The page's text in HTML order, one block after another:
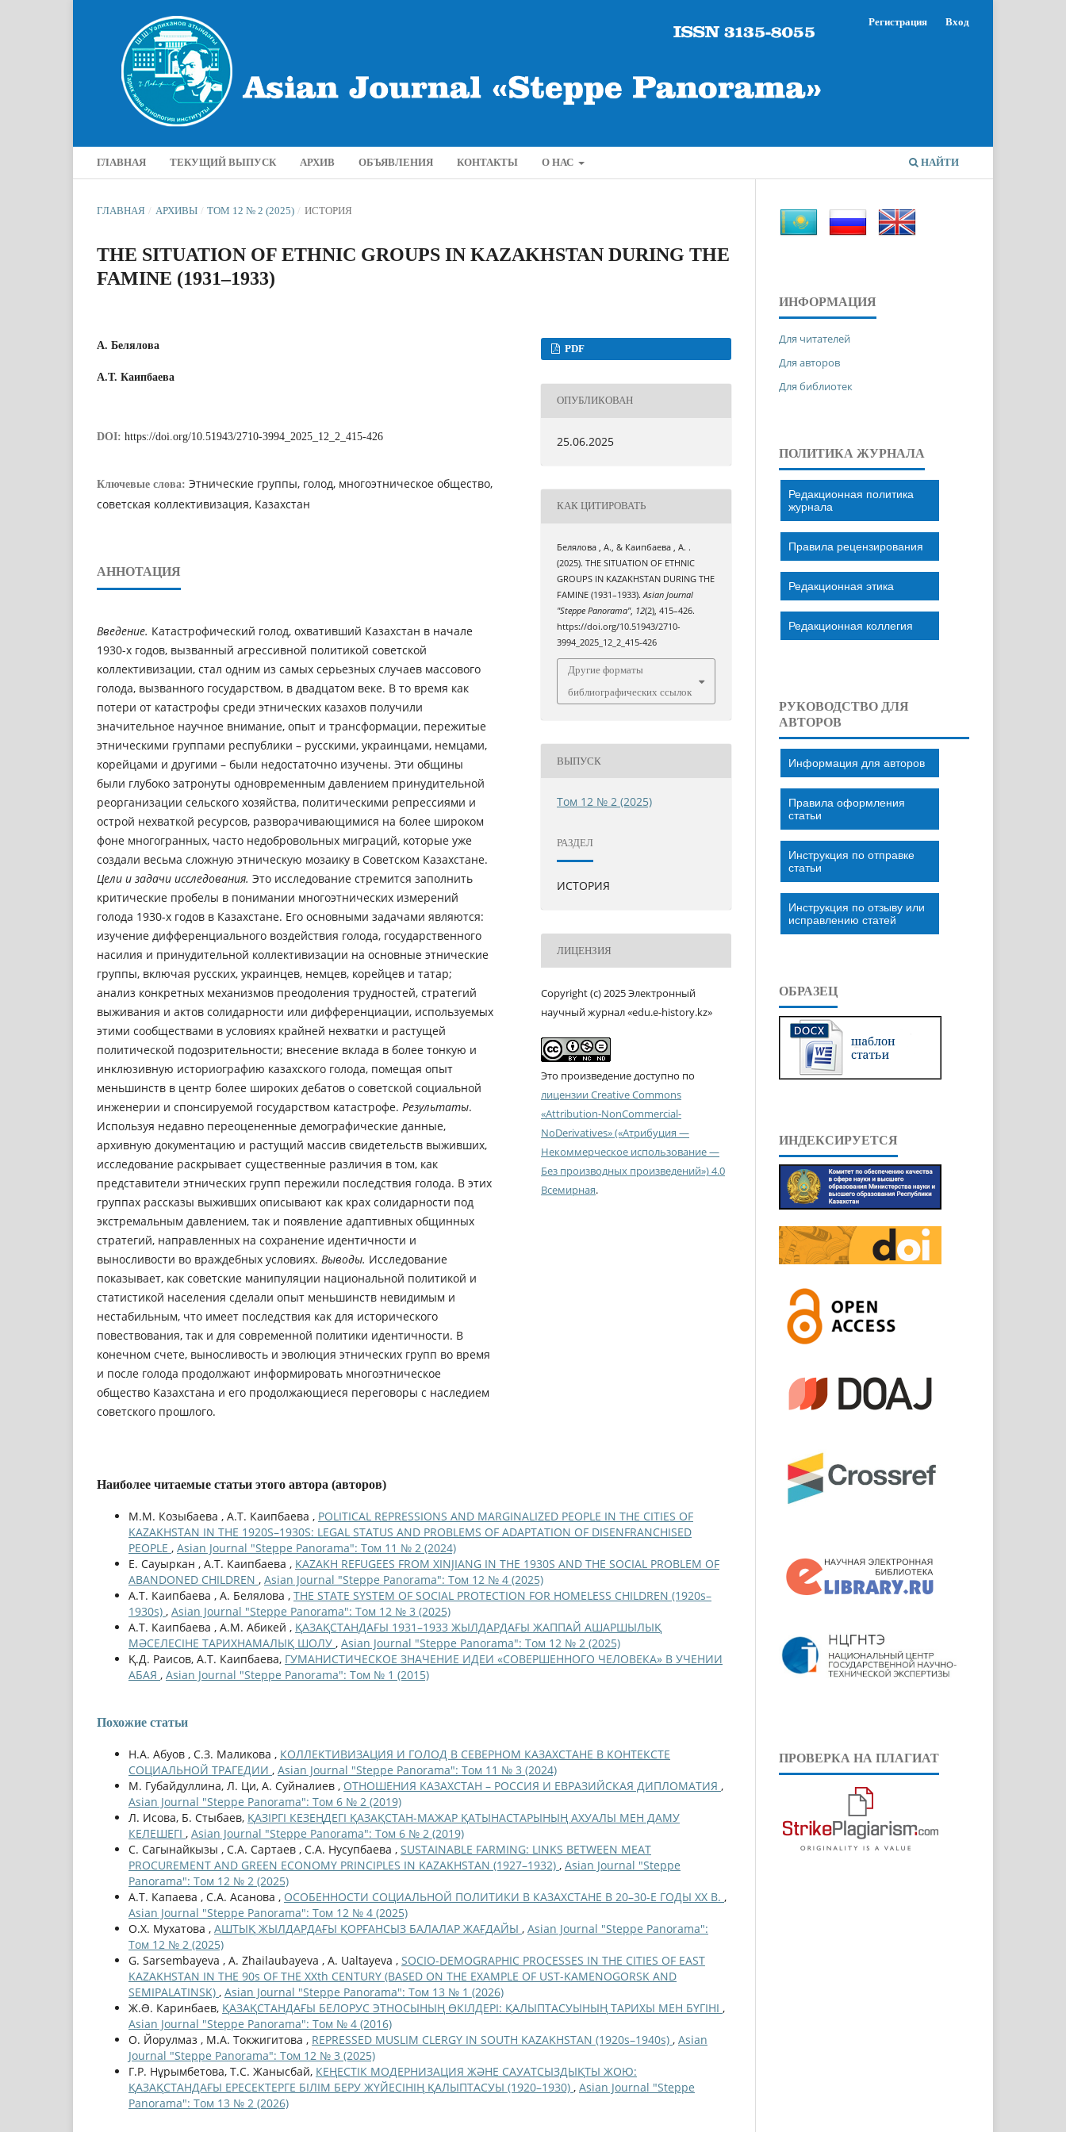
ГЛАВНАЯ ТЕКУЩИЙ ВЫПУСК АРХИВ ОБЪЯВЛЕНИЯ КОНТАКТЫ О НАС НАЙТИ
Регистрация Вход
ГЛАВНАЯ / АРХИВЫ / ТОМ 12 № 2 (2025) / ИСТОРИЯ
THE SITUATION OF ETHNIC GROUPS IN KAZAKHSTAN DURING THE
FAMINE (1931–1933)
А. Белялова
А.Т. Каипбаева
DOI: https://doi.org/10.51943/2710-3994_2025_12_2_415-426
Ключевые слова: Этнические группы, голод, многоэтническое общество,
советская коллективизация, Казахстан
АННОТАЦИЯ
Введение. Катастрофический голод, охвативший Казахстан в начале
1930-х годов, вызванный агрессивной политикой советской
коллективизации, стал одним из самых серьезных случаев массового
голода, вызванного государством, в двадцатом веке. В то время как
потери от катастрофы среди этнических казахов получили
значительное научное внимание, опыт и трансформации, пережитые
этническими группами республики – русскими, украинцами, немцами,
корейцами и другими – были недостаточно изучены. Эти общины
были глубоко затронуты одновременным давлением принудительной
реорганизации сельского хозяйства, политическими репрессиями и
острой нехваткой ресурсов, разворачивающимися на более широком
фоне многогранных, часто недобровольных миграций, которые уже
создали весьма сложную этническую мозаику в Советском Казахстане.
Цели и задачи исследования. Это исследование стремится заполнить
критические пробелы в понимании многоэтнических измерений
голода 1930-х годов в Казахстане. Его основными задачами являются:
изучение дифференциального воздействия голода, государственного
насилия и принудительной коллективизации на основные этнические
группы, включая русских, украинцев, немцев, корейцев и татар;
анализ конкретных механизмов преодоления трудностей, стратегий
выживания и актов солидарности или дифференциации, используемых
этими сообществами в условиях крайней нехватки и растущей
политической подозрительности; внесение вклада в более тонкую и
инклюзивную историографию казахского голода, помещая опыт
меньшинств в центр более широких дебатов о советской социальной
инженерии и спонсируемой государством катастрофе. Результаты.
Используя недавно переоцененные демографические данные,
архивную документацию и растущий массив свидетельств выживших,
исследование раскрывает существенные различия в том, как
представители этнических групп пережили последствия голода. В этих
группах рассказы выживших описывают как крах солидарности под
экстремальным давлением, так и появление адаптивных общинных
стратегий, направленных на сохранение идентичности и
выносливости во враждебных условиях. Выводы. Исследование
показывает, как советские манипуляции национальной политикой и
статистикой населения сделали опыт меньшинств невидимым и
нестабильным, что имеет последствия как для исторического
повествования, так и для современной политики идентичности. В
конечном счете, выносливость и эволюция этнических групп во время
и после голода продолжают информировать многоэтническое
общество Казахстана и его продолжающиеся переговоры с наследием
советского прошлого.
PDF
ОПУБЛИКОВАН
25.06.2025
КАК ЦИТИРОВАТЬ
Белялова , А., & Каипбаева , А. .
(2025). THE SITUATION OF ETHNIC
GROUPS IN KAZAKHSTAN DURING THE
FAMINE (1931–1933).Asian Journal
"Steppe Panorama", 12(2), 415–426.
https://doi.org/10.51943/2710-
3994_2025_12_2_415-426
Другие форматы
библиографических ссылок
ВЫПУСК
Том 12 № 2 (2025)
РАЗДЕЛ
ИСТОРИЯ
ЛИЦЕНЗИЯ
Copyright (c) 2025 Электронный
научный журнал «edu.e-history.kz»
Это произведение доступно по
лицензии Creative Commons
«Attribution-NonCommercial-
NoDerivatives» («Атрибуция —
Некоммерческое использование —
Без производных произведений») 4.0
Всемирная.
Наиболее читаемые статьи этого автора (авторов)
М.М. Козыбаева , А.Т. Каипбаева , POLITICAL REPRESSIONS AND MARGINALIZED PEOPLE IN THE CITIES OF
KAZAKHSTAN IN THE 1920S–1930S: LEGAL STATUS AND PROBLEMS OF ADAPTATION OF DISENFRANCHISED
PEOPLE , Asian Journal "Steppe Panorama": Том 11 № 2 (2024)
Е. Сауыркан , А.Т. Каипбаева , KAZAKH REFUGEES FROM XINJIANG IN THE 1930S AND THE SOCIAL PROBLEM OF
ABANDONED CHILDREN , Asian Journal "Steppe Panorama": Том 12 № 4 (2025)
А.Т. Каипбаева , А. Белялова , THE STATE SYSTEM OF SOCIAL PROTECTION FOR HOMELESS CHILDREN (1920s–
1930s) , Asian Journal "Steppe Panorama": Том 12 № 3 (2025)
А.Т. Каипбаева , А.М. Абикей , ҚАЗАҚСТАНДАҒЫ 1931–1933 ЖЫЛДАРДАҒЫ ЖАППАЙ АШАРШЫЛЫҚ
МӘСЕЛЕСІНЕ ТАРИХНАМАЛЫҚ ШОЛУ , Asian Journal "Steppe Panorama": Том 12 № 2 (2025)
Қ.Д. Раисов, А.Т. Каипбаева, ГУМАНИСТИЧЕСКОЕ ЗНАЧЕНИЕ ИДЕИ «СОВЕРШЕННОГО ЧЕЛОВЕКА» В УЧЕНИИ
АБАЯ , Asian Journal "Steppe Panorama": Том № 1 (2015)
Похожие статьи
Н.А. Абуов , С.З. Маликова , КОЛЛЕКТИВИЗАЦИЯ И ГОЛОД В СЕВЕРНОМ КАЗАХСТАНЕ В КОНТЕКСТЕ
СОЦИАЛЬНОЙ ТРАГЕДИИ , Asian Journal "Steppe Panorama": Том 11 № 3 (2024)
М. Губайдуллина, Л. Ци, А. Суйналиев , ОТНОШЕНИЯ КАЗАХСТАН – РОССИЯ И ЕВРАЗИЙСКАЯ ДИПЛОМАТИЯ ,
Asian Journal "Steppe Panorama": Том 6 № 2 (2019)
Л. Исова, Б. Стыбаев, ҚАЗІРГІ КЕЗЕҢДЕГІ ҚАЗАҚСТАН-МАЖАР ҚАТЫНАСТАРЫНЫҢ АХУАЛЫ МЕН ДАМУ
КЕЛЕШЕГІ , Asian Journal "Steppe Panorama": Том 6 № 2 (2019)
С. Сагынайкызы , С.A. Сартаев , С.A. Нусупбаева , SUSTAINABLE FARMING: LINKS BETWEEN MEAT
PROCUREMENT AND GREEN ECONOMY PRINCIPLES IN KAZAKHSTAN (1927–1932) , Asian Journal "Steppe
Panorama": Том 12 № 2 (2025)
А.Т. Капаева , С.А. Асанова , ОСОБЕННОСТИ СОЦИАЛЬНОЙ ПОЛИТИКИ В КАЗАХСТАНЕ В 20–30-Е ГОДЫ ХХ В. ,
Asian Journal "Steppe Panorama": Том 12 № 4 (2025)
О.Х. Мухатова , АШТЫҚ ЖЫЛДАРДАҒЫ ҚОРҒАНСЫЗ БАЛАЛАР ЖАҒДАЙЫ , Asian Journal "Steppe Panorama":
Том 12 № 2 (2025)
G. Sarsembayeva , A. Zhailaubayeva , A. Ualtayeva , SOCIO-DEMOGRAPHIC PROCESSES IN THE CITIES OF EAST
KAZAKHSTAN IN THE 90s OF THE ХХth CENTURY (BASED ON THE EXAMPLE OF UST-KAMENOGORSK AND
SEMIPALATINSK) , Asian Journal "Steppe Panorama": Том 13 № 1 (2026)
Ж.Ə. Каринбаев, ҚАЗАҚСТАНДАҒЫ БЕЛОРУС ЭТНОСЫНЫҢ ӨКІЛДЕРІ: ҚАЛЫПТАСУЫНЫҢ ТАРИХЫ МЕН БҮГІНІ ,
Asian Journal "Steppe Panorama": Том № 4 (2016)
О. Йорулмаз , М.А. Токжигитова , REPRESSED MUSLIM CLERGY IN SOUTH KAZAKHSTAN (1920s–1940s) , Asian
Journal "Steppe Panorama": Том 12 № 3 (2025)
Г.Р. Нұрымбетова, Т.С. Жанысбай, КЕҢЕСТІК МОДЕРНИЗАЦИЯ ЖӘНЕ САУАТСЫЗДЫҚТЫ ЖОЮ:
ҚАЗАҚСТАНДАҒЫ ЕРЕСЕКТЕРГЕ БІЛІМ БЕРУ ЖҮЙЕСІНІҢ ҚАЛЫПТАСУЫ (1920–1930) , Asian Journal "Steppe
Panorama": Том 13 № 2 (2026)
ИНФОРМАЦИЯ
Для читателей
Для авторов
Для библиотек
ПОЛИТИКА ЖУРНАЛА
Редакционная политика
журнала
Правила рецензирования
Редакционная этика
Редакционная коллегия
РУКОВОДСТВО ДЛЯ
АВТОРОВ
Информация для авторов
Правила оформления
статьи
Инструкция по отправке
статьи
Инструкция по отзыву или
исправлению статей
ОБРАЗЕЦ
ИНДЕКСИРУЕТСЯ
ПРОВЕРКА НА ПЛАГИАТ